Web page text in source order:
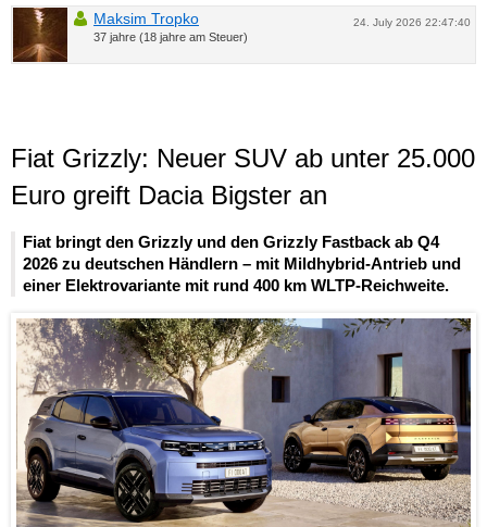
24. July 2026 22:47:40
Maksim Tropko
37 jahre (18 jahre am Steuer)
Fiat Grizzly: Neuer SUV ab unter 25.000
Euro greift Dacia Bigster an
Fiat bringt den Grizzly und den Grizzly Fastback ab Q4
2026 zu deutschen Händlern – mit Mildhybrid-Antrieb und
einer Elektrovariante mit rund 400 km WLTP-Reichweite.